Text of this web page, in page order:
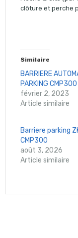
clôture et perche
Similaire
BARRIERE
PARKING CMP300
février 2, 2023
Article similaire
Barriere parking
CMP300
août 3, 2026
Article similaire